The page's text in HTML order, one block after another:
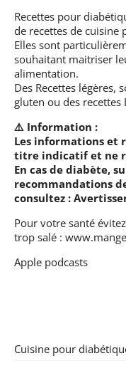
Recettes pour
de recettes de cuisine
Elles sont
souhaitant maitriser
alimentation.
Des Recettes légères,
gluten ou des recettes
⚠️ Information :
Les informations et
titre indicatif et ne
En cas de diabète,
recommandations
consultez :
Pour votre santé
trop salé :
Apple podcasts
Cuisine pour